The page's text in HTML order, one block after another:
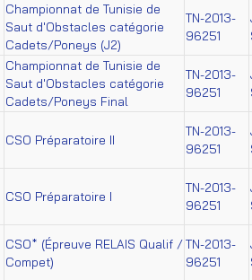
Championnat de Tunisie de
Saut d'Obstacles catégorie
Cadets/Poneys (J2)
TN-2013-
96251
Championnat de Tunisie de
Saut d'Obstacles catégorie
Cadets/Poneys Final
TN-2013-
96251
CSO Préparatoire II
TN-2013-
96251
CSO Préparatoire I
TN-2013-
96251
CSO* (Épreuve RELAIS Qualif /
Compet)
TN-2013-
96251